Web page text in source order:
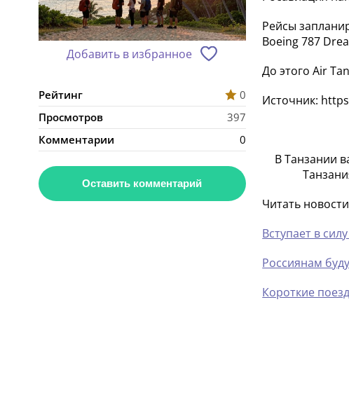
Добавить в избранное
Рейтинг
0
Просмотров
397
Комментарии
0
Оставить комментарий
Рейсы
Boeing 787
До этого Air
Источник:
В Танзании
Читать
Вступает в
Россиянам
Короткие